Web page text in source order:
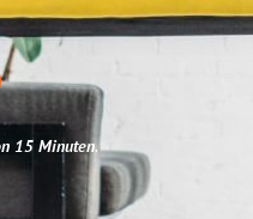
15 Minuten.